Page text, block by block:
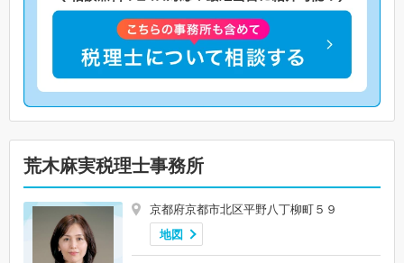
荒木麻実税理士事務所
京都府京都市北区平野八丁柳町５９
地図